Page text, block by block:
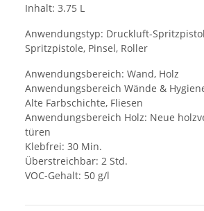
Inhalt: 3.75 L
Anwendungstyp: Druckluft-
Spritzpistole, Pinsel, Roller
Anwendungsbereich: Wand, Holz
Anwendungsbereich Wände &
Alte Farbschichte, Fliesen
Anwendungsbereich Holz: Neue
türen
Klebfrei: 30 Min.
Überstreichbar: 2 Std.
VOC-Gehalt: 50 g/l